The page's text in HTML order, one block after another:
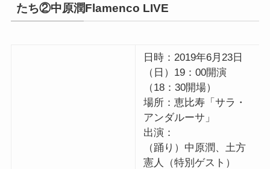
たち②中原潤Flamenco LIVE
日時：2019年6月23日
（日）19：00開演
（18：30開場）
場所：恵比寿「サラ・
アンダルーサ」
出演：
（踊り）中原潤、土方
憲人（特別ゲスト）